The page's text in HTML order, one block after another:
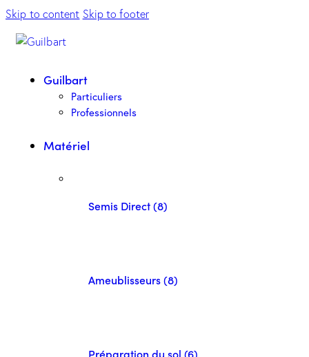
Skip to content Skip to footer
Guilbart
Particuliers
Professionnels
Matériel
Semis Direct (8)
Ameublisseurs (8)
Préparation du sol (6)